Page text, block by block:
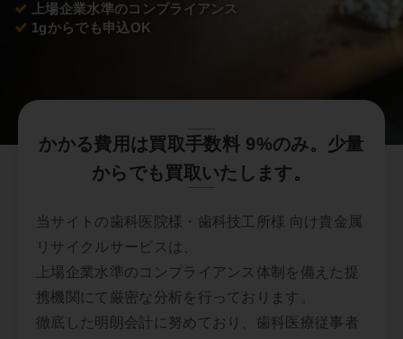
上場企業水準のコンプライアンス
1gからでも申込OK
かかる費用は買取手数料 9%のみ。少量
からでも買取いたします。
当サイトの歯科医院様・歯科技工所様 向け貴金属
リサイクルサービスは、
上場企業水準のコンプライアンス体制を備えた提
携機関にて厳密な分析を行っております。
徹底した明朗会計に努めており、歯科医療従事者